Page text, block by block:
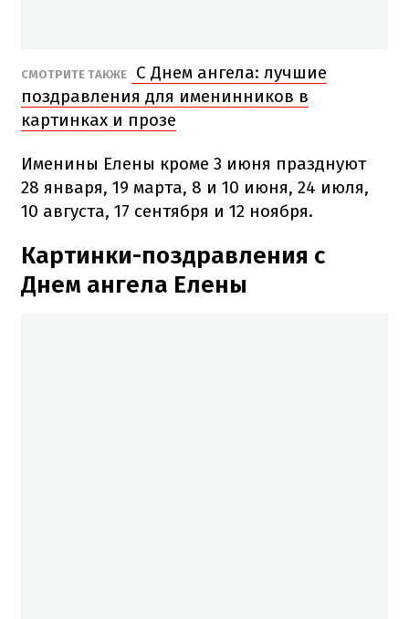
СМОТРИТЕ ТАКЖЕ
С Днем ангела: лучшие
поздравления для именинников в
картинках и прозе
Именины Елены кроме 3 июня празднуют
28 января, 19 марта, 8 и 10 июня, 24 июля,
10 августа, 17 сентября и 12 ноября.
Картинки-поздравления с
Днем ангела Елены